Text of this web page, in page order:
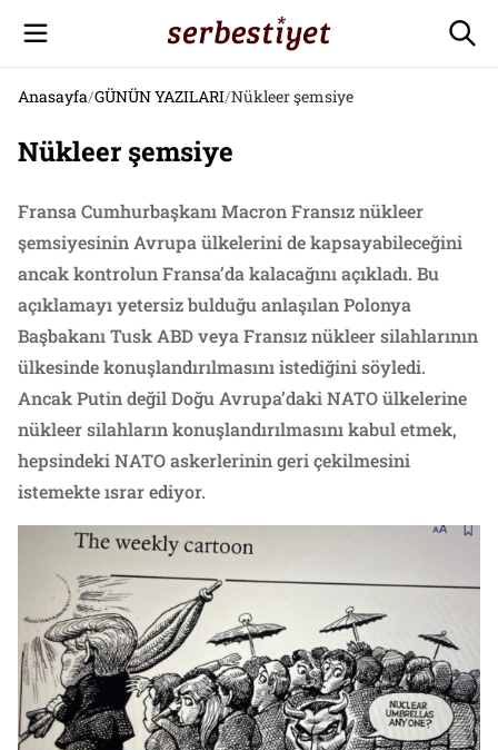
Anasayfa/GÜNÜN YAZILARI/Nükleer şemsiye
Nükleer şemsiye
Fransa Cumhurbaşkanı Macron Fransız nükleer
şemsiyesinin Avrupa ülkelerini de kapsayabileceğini
ancak kontrolun Fransa’da kalacağını açıkladı. Bu
açıklamayı yetersiz bulduğu anlaşılan Polonya
Başbakanı Tusk ABD veya Fransız nükleer silahlarının
ülkesinde konuşlandırılmasını istediğini söyledi.
Ancak Putin değil Doğu Avrupa’daki NATO ülkelerine
nükleer silahların konuşlandırılmasını kabul etmek,
hepsindeki NATO askerlerinin geri çekilmesini
istemekte ısrar ediyor.